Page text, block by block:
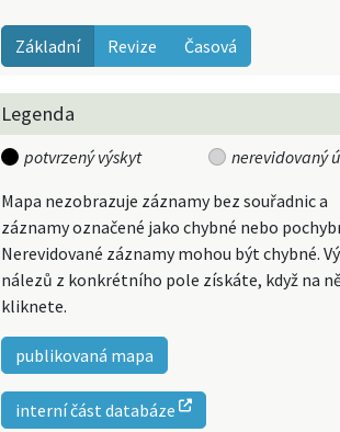
Základní Revize Časová
Legenda
potvrzený výskyt
nerevidovaný
Mapa nezobrazuje záznamy bez souřadnic a
záznamy označené jako chybné nebo
Nerevidované záznamy mohou být chybné.
nálezů z konkrétního pole získáte, když na
kliknete.
publikovaná mapa
interní část databáze